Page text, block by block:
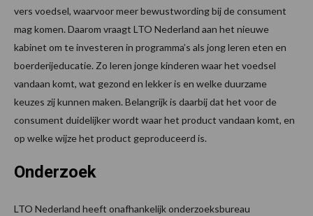
vers voedsel, waarvoor meer bewustwording bij de consument
mag komen. Daarom vraagt LTO Nederland aan het nieuwe
kabinet om te investeren in programma’s als jong leren eten en
boerderijeducatie. Zo leren jonge kinderen waar het voedsel
vandaan komt, wat gezond en lekker is en welke duurzame
keuzes zij kunnen maken. Belangrijk is daarbij dat het voor de
consument duidelijker wordt waar het product vandaan komt, en
op welke wijze het product geproduceerd is.
Onderzoek
LTO Nederland heeft onafhankelijk onderzoeksbureau